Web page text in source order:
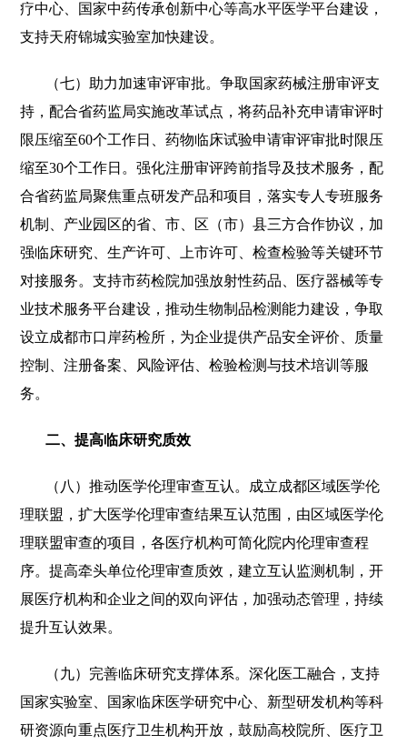
疗中心、国家中药传承创新中心等高水平医学平台建设，
支持天府锦城实验室加快建设。
（七）助力加速审评审批。争取国家药械注册审评支
持，配合省药监局实施改革试点，将药品补充申请审评时
限压缩至60个工作日、药物临床试验申请审评审批时限压
缩至30个工作日。强化注册审评跨前指导及技术服务，配
合省药监局聚焦重点研发产品和项目，落实专人专班服务
机制、产业园区的省、市、区（市）县三方合作协议，加
强临床研究、生产许可、上市许可、检查检验等关键环节
对接服务。支持市药检院加强放射性药品、医疗器械等专
业技术服务平台建设，推动生物制品检测能力建设，争取
设立成都市口岸药检所，为企业提供产品安全评价、质量
控制、注册备案、风险评估、检验检测与技术培训等服
务。
二、提高临床研究质效
（八）推动医学伦理审查互认。成立成都区域医学伦
理联盟，扩大医学伦理审查结果互认范围，由区域医学伦
理联盟审查的项目，各医疗机构可简化院内伦理审查程
序。提高牵头单位伦理审查质效，建立互认监测机制，开
展医疗机构和企业之间的双向评估，加强动态管理，持续
提升互认效果。
（九）完善临床研究支撑体系。深化医工融合，支持
国家实验室、国家临床医学研究中心、新型研发机构等科
研资源向重点医疗卫生机构开放，鼓励高校院所、医疗卫